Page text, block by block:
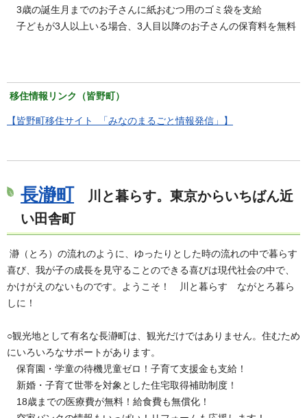
3歳の誕生月までのお子さんに紙おむつ用のゴミ袋を支給
子どもが3人以上いる場合、3人目以降のお子さんの保育料を無料
移住情報リンク（皆野町）
【皆野町移住サイト 「みなのまるごと情報発信」】
長瀞町 川と暮らす。東京からいちばん近
い田舎町
瀞（とろ）の流れのように、ゆったりとした時の流れの中で暮らす
喜び、我が子の成長を見守ることのできる喜びは現代社会の中で、
かけがえのないものです。ようこそ！ 川と暮らす ながとろ暮ら
しに！
○観光地として有名な長瀞町は、観光だけではありません。住むため
にいろいろなサポートがあります。
保育園・学童の待機児童ゼロ！子育て支援金も支給！
新婚・子育て世帯を対象とした住宅取得補助制度！
18歳までの医療費が無料！給食費も無償化！